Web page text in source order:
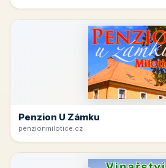
Penzion U Zámku
penzionmilotice.cz